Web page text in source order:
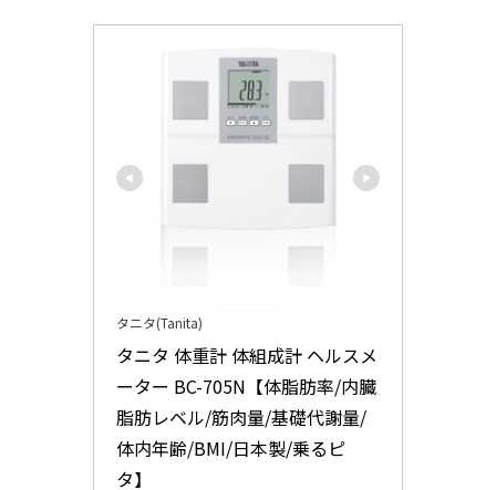
タニタ(Tanita)
タニタ 体重計 体組成計 ヘルスメ
ーター BC-705N【体脂肪率/内臓
脂肪レベル/筋肉量/基礎代謝量/
体内年齢/BMI/日本製/乗るピ
タ】